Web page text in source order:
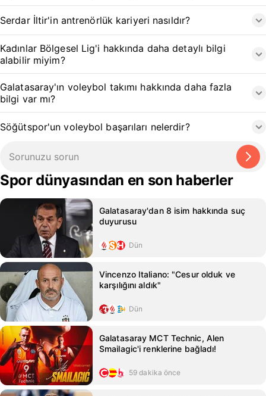
Serdar İltir'in antrenörlük kariyeri nasıldır?
Kadınlar Bölgesel Lig'i hakkında daha detaylı bilgi
alabilir miyim?
Galatasaray'ın voleybol takımı hakkında daha fazla
bilgi var mı?
Söğütspor'un voleybol başarıları nelerdir?
Spor dünyasından en son haberler
Galatasaray'dan 8 isim hakkında suç
duyurusu
Dün
Vincenzo Italiano: "Cesur olduk ve
karşılığını aldık"
Dün
Galatasaray MCT Technic, Alen
Smailagic'i renklerine bağladı!
59 dakika önce